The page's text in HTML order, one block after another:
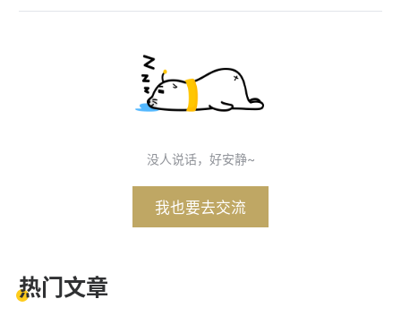
没人说话，好安静~
我也要去交流
热门文章